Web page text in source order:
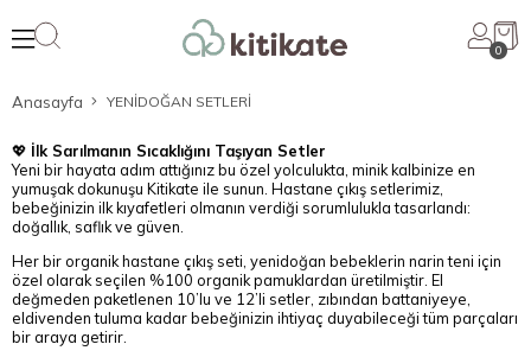
0
Anasayfa YENİDOĞAN SETLERİ
💖 İlk Sarılmanın Sıcaklığını Taşıyan Setler
Yeni bir hayata adım attığınız bu özel yolculukta, minik kalbinize en
yumuşak dokunuşu Kitikate ile sunun. Hastane çıkış setlerimiz,
bebeğinizin ilk kıyafetleri olmanın verdiği sorumlulukla tasarlandı:
doğallık, saflık ve güven.
Her bir organik hastane çıkış seti, yenidoğan bebeklerin narin teni için
özel olarak seçilen %100 organik pamuklardan üretilmiştir. El
değmeden paketlenen 10’lu ve 12’li setler, zıbından battaniyeye,
eldivenden tuluma kadar bebeğinizin ihtiyaç duyabileceği tüm parçaları
bir araya getirir.